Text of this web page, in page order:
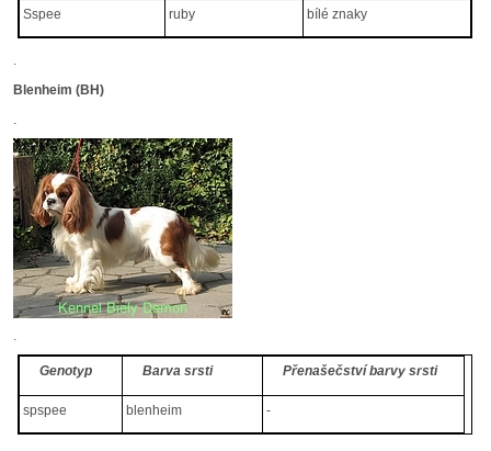
Sspee ruby bílé znaky
Blenheim (BH)
Genotyp Barva srsti Přenašečství barvy srsti
spspee blenheim -